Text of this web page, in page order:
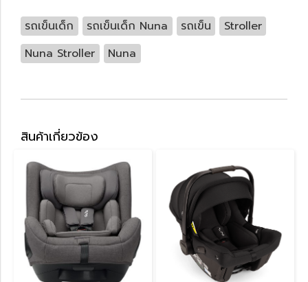
รถเข็นเด็ก รถเข็นเด็ก Nuna รถเข็น
Stroller
Nuna Stroller
Nuna
สินค้าเกี่ยวข้อง